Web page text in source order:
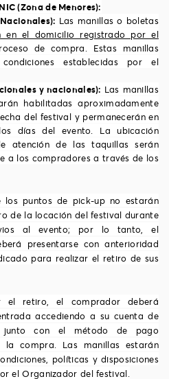
(Zona de Menores):
Las manillas o boletas
en el domicilio registrado por el
de compra. Estas manillas
establecidas por el
y nacionales): Las manillas
habilitadas aproximadamente
del festival y permanecerán en
días del evento. La ubicación
atención de las taquillas serán
a los compradores a través de los
los puntos de pick-up no estarán
de la locación del festival durante
al evento; por lo tanto, el
presentarse con anterioridad
para realizar el retiro de sus
el retiro, el comprador deberá
accediendo a su cuenta de
junto con el método de pago
la compra. Las manillas estarán
políticas y disposiciones
el Organizador del festival.